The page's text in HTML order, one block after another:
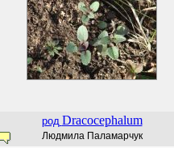
род Dracocephalum
Людмила Паламарчук